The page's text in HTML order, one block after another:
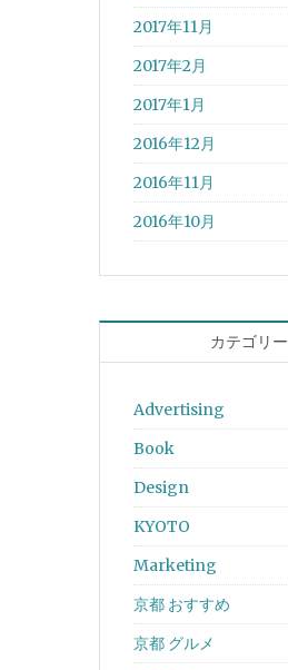
2017年11月
2017年2月
2017年1月
2016年12月
2016年11月
2016年10月
カテゴリー
Advertising
Book
Design
KYOTO
Marketing
京都 おすすめ
京都 グルメ